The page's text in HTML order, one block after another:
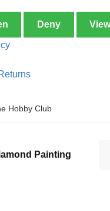
Deny
Hobby Club
Painting